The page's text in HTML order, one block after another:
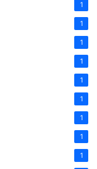
1
1
1
1
1
1
1
1
1